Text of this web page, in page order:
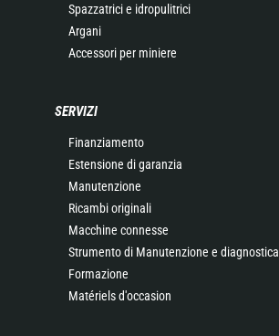
Spazzatrici e idropulitrici
Argani
Accessori per miniere
SERVIZI
Finanziamento
Estensione di garanzia
Manutenzione
Ricambi originali
Macchine connesse
Strumento di Manutenzione e diagnostica
Formazione
Matériels d'occasion